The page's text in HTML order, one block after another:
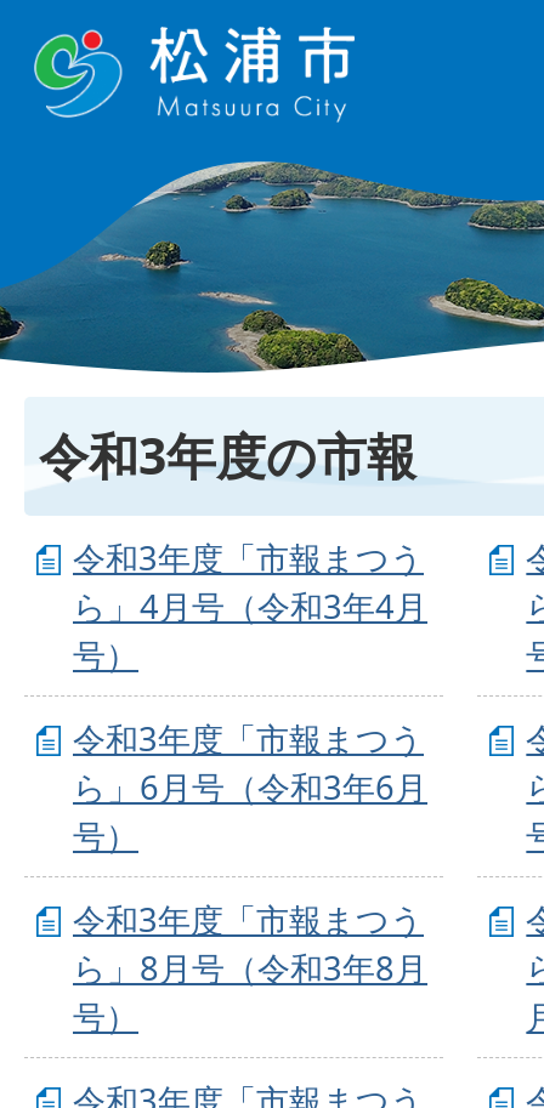
令和3年度の市報
令和3年度「市報まつう
ら」4月号（令和3年4月
号）
令和3年度「市報まつう
ら」6月号（令和3年6月
号）
令和3年度「市報まつう
ら」8月号（令和3年8月
号）